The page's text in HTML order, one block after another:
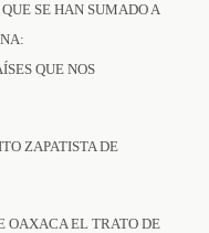
SE HAN SUMADO A
QUE NOS
ZAPATISTA DE
OAXACA EL TRATO DE